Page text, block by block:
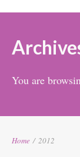
You are
Home / 2012